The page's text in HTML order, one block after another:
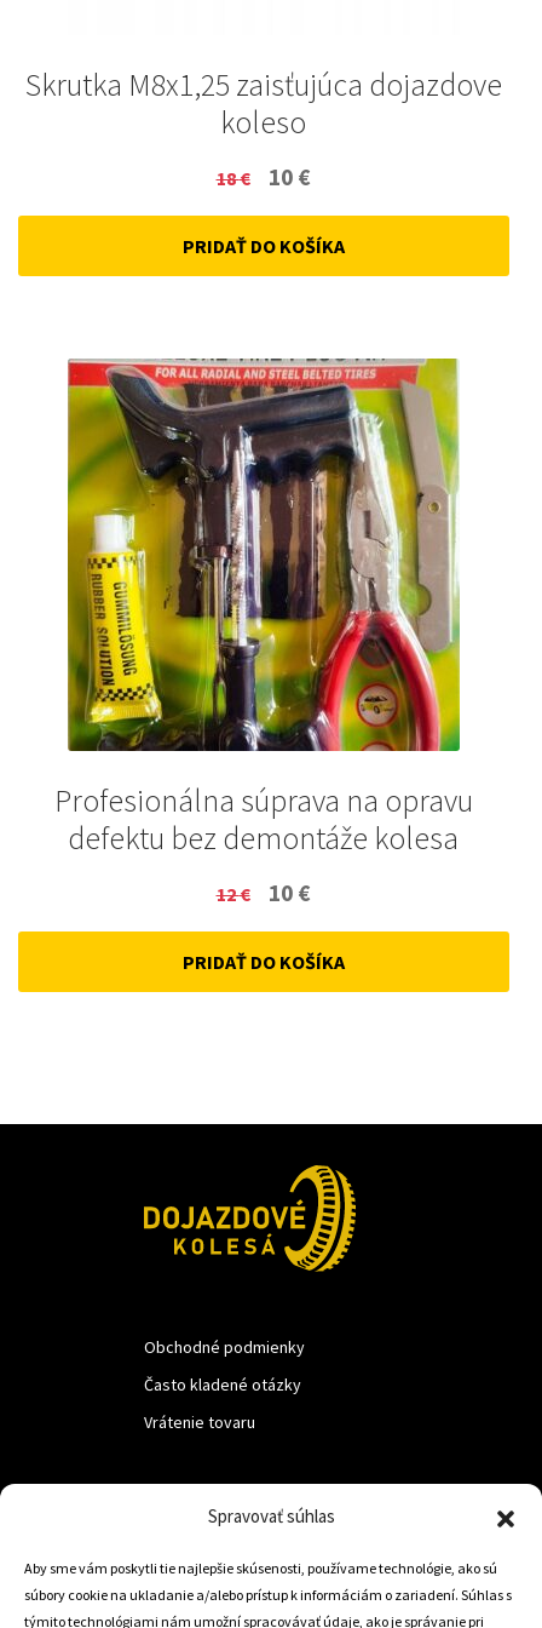
Spravovať súhlas
Aby sme vám poskytli tie najlepšie skúsenosti, používame technológie, ako sú
súbory cookie na ukladanie a/alebo prístup k informáciám o zariadení. Súhlas s
týmito technológiami nám umožní spracovávať údaje, ako je správanie pri
Skrutka M8x1,25 zaisťujúca dojazdove
koleso
18€
Original
price
was:
10 €
price
is:
PRIDAŤ DO KOŠÍKA
Profesionálna súprava na opravu
defektu bez demontáže kolesa
12€
Original
price
was:
10 €
price
is:
PRIDAŤ DO KOŠÍKA
Obchodné podmienky
Často kladené otázky
Vrátenie tovaru
Trstená 02801